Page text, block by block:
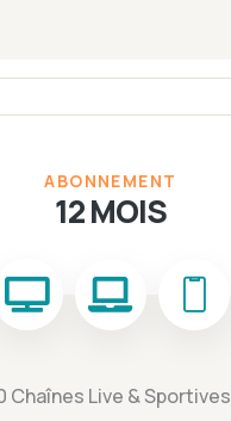
ABONNEMENT
12 MOIS
Chaînes Live & Sportives